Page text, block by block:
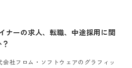
ナーの求人、転職、中途採用に関
会社フロム・ソフトウェアの グラフィッ